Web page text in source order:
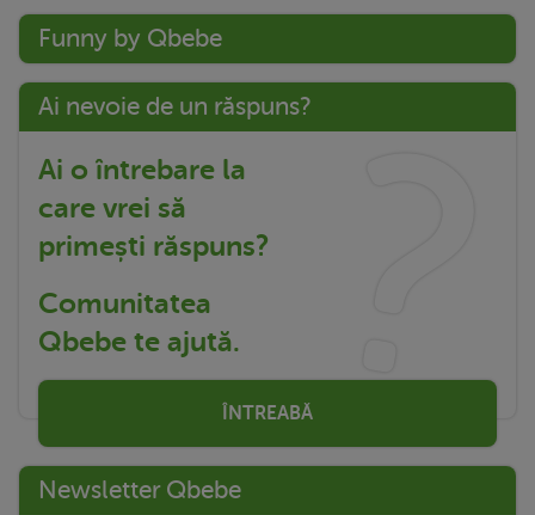
Funny by Qbebe
Ai nevoie de un răspuns?
Ai o întrebare la
care vrei să
primești răspuns?
Comunitatea
Qbebe te ajută.
ÎNTREABĂ
Newsletter Qbebe